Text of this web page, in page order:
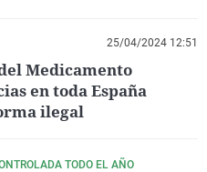
25/04/2024 12:51
Medicamento
en toda España
ilegal
TODO EL AÑO